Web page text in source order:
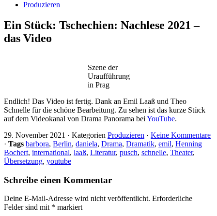
Produzieren
Ein Stück: Tschechien: Nachlese 2021 –
das Video
Szene der
Uraufführung
in Prag
Endlich! Das Video ist fertig. Dank an Emil Laaß und Theo
Schnelle für die schöne Bearbeitung. Zu sehen ist das kurze Stück
auf dem Videokanal von Drama Panorama bei YouTube.
29. November 2021 · Kategorien Produzieren · Keine Kommentare
· Tags barbora, Berlin, daniela, Drama, Dramatik, emil, Henning
Bochert, international, laaß, Literatur, pusch, schnelle, Theater,
Übersetzung, youtube
Schreibe einen Kommentar
Deine E-Mail-Adresse wird nicht veröffentlicht. Erforderliche
Felder sind mit * markiert